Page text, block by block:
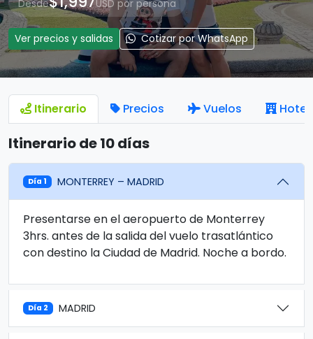
Desde USD por persona
Ver precios y salidas Cotizar por WhatsApp
Itinerario Precios Vuelos
Itinerario de 10 días
Día 1 MONTERREY – MADRID
Presentarse en el aeropuerto de Monterrey
3hrs. antes de la salida del vuelo trasatlántico
con destino la Ciudad de Madrid. Noche a bordo.
Día 2 MADRID